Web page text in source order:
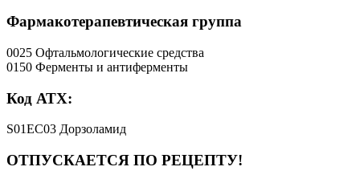
Фармакотерапевтическая группа
0025 Офтальмологические средства
0150 Ферменты и антиферменты
Код АТХ:
S01EC03 Дорзоламид
ОТПУСКАЕТСЯ ПО РЕЦЕПТУ!